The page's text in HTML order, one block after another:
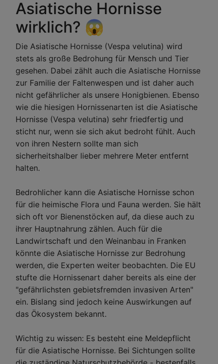
Asiatische Hornisse
wirklich? 😱
Die Asiatische Hornisse (Vespa velutina) wird
stets als große Bedrohung für Mensch und Tier
gesehen. Dabei zählt auch die Asiatische Hornisse
zur Familie der Faltenwespen und ist daher auch
nicht gefährlicher als unsere Honigbienen. Ebenso
wie die hiesigen Hornissenarten ist die Asiatische
Hornisse (Vespa velutina) sehr friedfertig und
sticht nur, wenn sie sich akut bedroht fühlt. Auch
von ihren Nestern sollte man sich
sicherheitshalber lieber mehrere Meter entfernt
halten.
Bedrohlicher kann die Asiatische Hornisse schon
für die heimische Flora und Fauna werden. Sie hält
sich oft vor Bienenstöcken auf, da diese auch zu
ihrer Hauptnahrung zählen. Auch für die
Landwirtschaft und den Weinanbau in Franken
könnte die Asiatische Hornisse zur Bedrohung
werden, die Experten weiter beobachten. Die EU
stufte die Hornissenart daher bereits als eine der
"gefährlichsten gebietsfremden invasiven Arten"
ein. Bislang sind jedoch keine Auswirkungen auf
das Ökosystem bekannt.
Wichtig zu wissen: Es besteht eine Meldepflicht
für die Asiatische Hornisse. Bei Sichtungen sollte